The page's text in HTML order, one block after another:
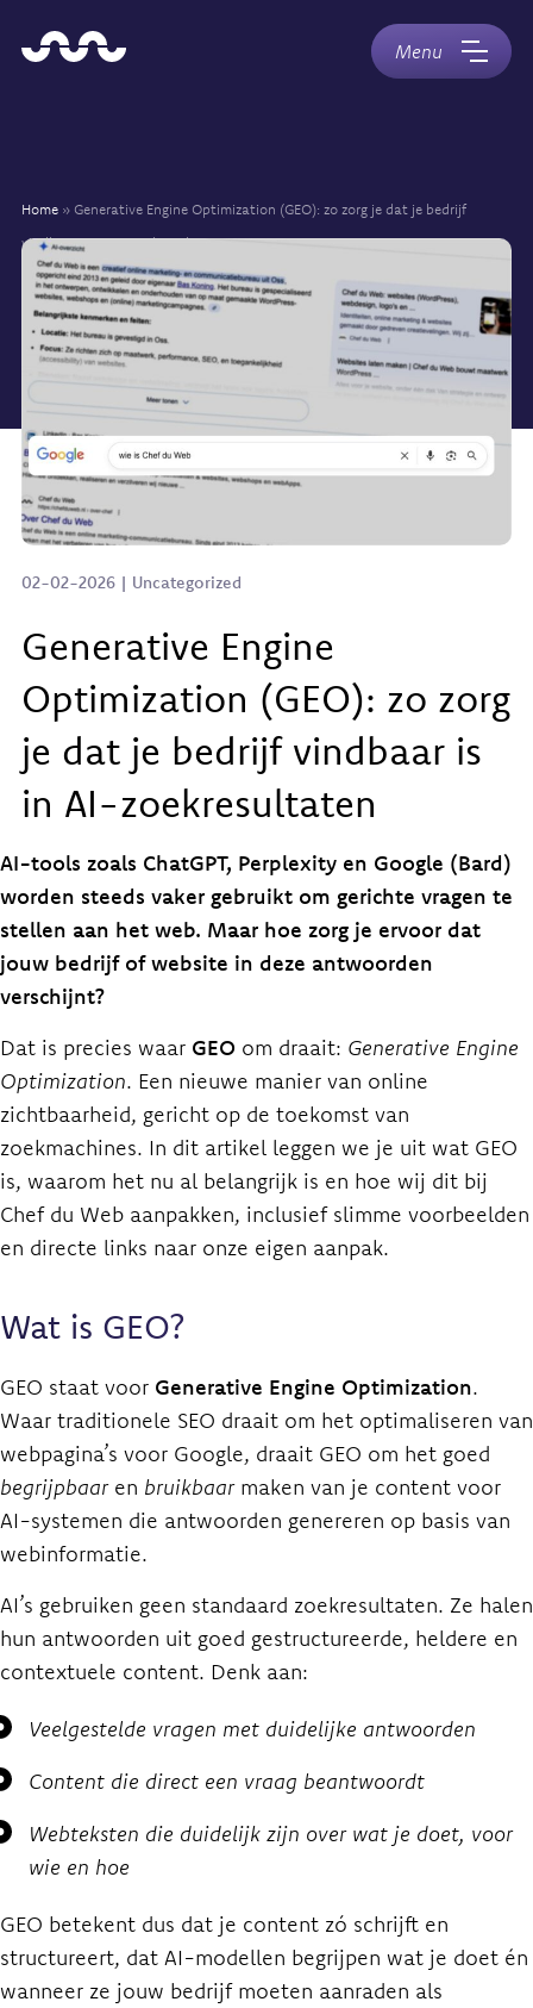
hoofdinhoud
Home Menu
Home» Generative Engine Optimization (GEO): zo zorg je dat je bedrijf
vindbaar is in AI-zoekresultaten
02-02-2026 | Uncategorized
Generative Engine
Optimization (GEO): zo zorg
je dat je bedrijf vindbaar is
in AI-zoekresultaten
AI-tools zoals ChatGPT, Perplexity en Google (Bard)
worden steeds vaker gebruikt om gerichte vragen te
stellen aan het web. Maar hoe zorg je ervoor dat
jouw bedrijf of website in deze antwoorden
verschijnt?
Dat is precies waar GEO om draait: Generative Engine
Optimization. Een nieuwe manier van online
zichtbaarheid, gericht op de toekomst van
zoekmachines. In dit artikel leggen we je uit wat GEO
is, waarom het nu al belangrijk is en hoe wij dit bij
Chef du Web aanpakken, inclusief slimme voorbeelden
en directe links naar onze eigen aanpak.
Wat is GEO?
GEO staat voor Generative Engine Optimization.
Waar traditionele SEO draait om het optimaliseren van
webpagina’s voor Google, draait GEO om het goed
begrijpbaaren bruikbaarmaken van je content voor
AI-systemen die antwoorden genereren op basis van
webinformatie.
AI’s gebruiken geen standaard zoekresultaten. Ze halen
hun antwoorden uit goed gestructureerde, heldere en
contextuele content. Denk aan:
Veelgestelde vragen met duidelijke antwoorden
Content die direct een vraag beantwoordt
Webteksten die duidelijk zijn over wat je doet, voor
wie en hoe
GEO betekent dus dat je content zó schrijft en
structureert, dat AI-modellen begrijpen wat je doet én
wanneer ze jouw bedrijf moeten aanraden als